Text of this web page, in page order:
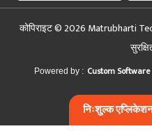
कोपिराइट © 2026 Matrubharti
Powered by : Custom
निःशुल्क